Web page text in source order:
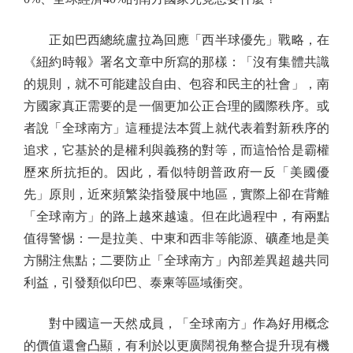
正如巴西總統盧拉為回應「西半球優先」戰略，在
《紐約時報》署名文章中所寫的那樣：「沒有集體共識
的規則，就不可能建設自由、包容和民主的社會」，南
方國家真正需要的是一個更加公正合理的國際秩序。或
者說「全球南方」這種提法本質上就代表着對新秩序的
追求，它基於的是權利與義務的對等，而這恰恰是霸權
歷來所抗拒的。因此，看似特朗普政府一反「美國優
先」原則，近來頻繁染指發展中地區，實際上卻在背離
「全球南方」的路上越來越遠。但在此過程中，有兩點
值得警惕：一是拉美、中東和西非等能源、礦產地是美
方關注焦點；二要防止「全球南方」內部差異超越共同
利益，引發類似印巴、泰柬等區域衝突。
對中國這一天然成員，「全球南方」作為好用概念
的價值還會凸顯，有利於以更廣闊視角整合提升現有機